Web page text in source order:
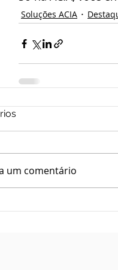
Soluções ACIA
um comentário